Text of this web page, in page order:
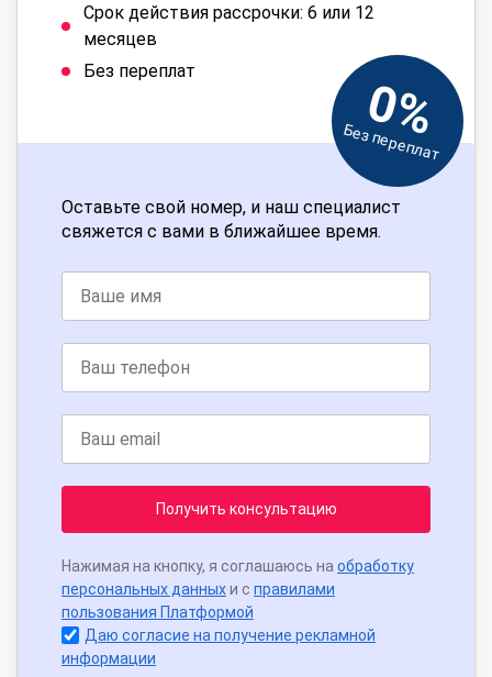
Срок действия рассрочки: 6 или 12
месяцев
Без переплат
0%
Без переплат
Оставьте свой номер, и наш специалист
свяжется с вами в ближайшее время.
Получить консультацию
Нажимая на кнопку, я соглашаюсь на обработку
персональных данныхи с правилами
пользования Платформой
Даю согласие на получение рекламной
информации